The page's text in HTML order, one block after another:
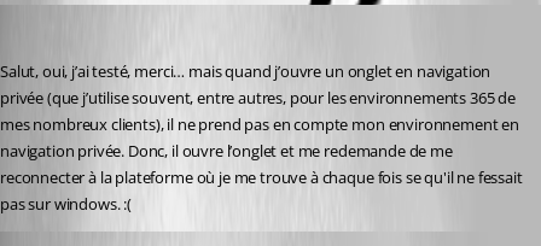
Salut, oui, j’ai testé, merci… mais quand j’ouvre un onglet en navigation
privée (que j’utilise souvent, entre autres, pour les environnements 365 de
mes nombreux clients), il ne prend pas en compte mon environnement en
navigation privée. Donc, il ouvre l’onglet et me redemande de me
reconnecter à la plateforme où je me trouve à chaque fois se qu'il ne fessait
pas sur windows. :(